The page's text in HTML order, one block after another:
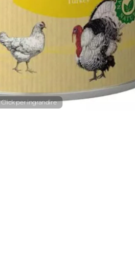
Click per ingrandire